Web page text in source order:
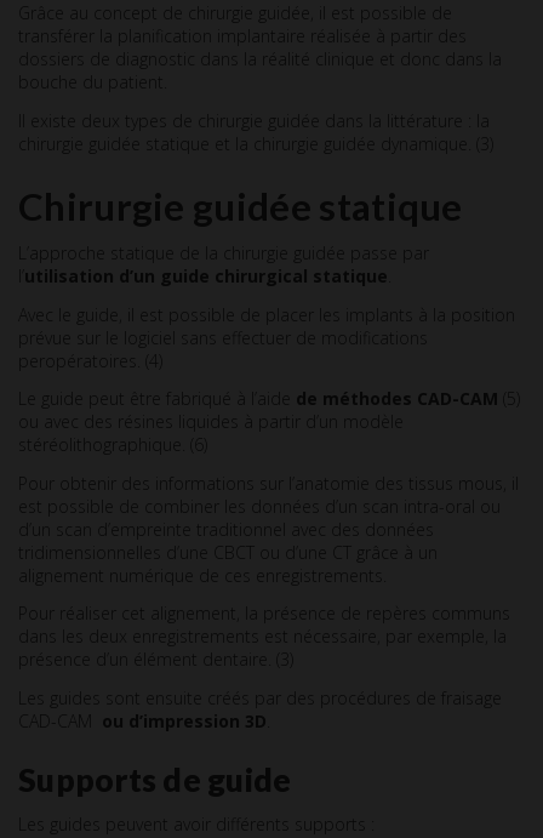
Grâce au concept de chirurgie guidée, il est possible de
transférer la planification implantaire réalisée à partir des
dossiers de diagnostic dans la réalité clinique et donc dans la
bouche du patient.
Il existe deux types de chirurgie guidée dans la littérature : la
chirurgie guidée statique et la chirurgie guidée dynamique. (3)
Chirurgie guidée statique
L’approche statique de la chirurgie guidée passe par
utilisation d’un guide chirurgical statique
Avec le guide, il est possible de placer les implants à la position
prévue sur le logiciel sans effectuer de modifications
peropératoires. (4)
Le guide peut être fabriqué à l’aide de méthodes CAD-CAM
ou avec des résines liquides à partir d’un modèle
stéréolithographique. (6)
Pour obtenir des informations sur l’anatomie des tissus mous, il
est possible de combiner les données d’un scan intra-oral ou
d’un scan d’empreinte traditionnel avec des données
tridimensionnelles d’une CBCT ou d’une CT grâce à un
alignement numérique de ces enregistrements.
Pour réaliser cet alignement, la présence de repères communs
dans les deux enregistrements est nécessaire, par exemple, la
présence d’un élément dentaire. (3)
Les guides sont ensuite créés par des procédures de fraisage
ou d’impression 3D
Supports de guide
Les guides peuvent avoir différents supports :